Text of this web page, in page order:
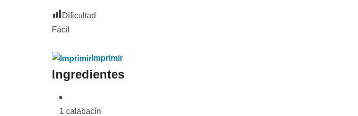
Dificultad
Fácil
Imprimir
Ingredientes
1 calabacín